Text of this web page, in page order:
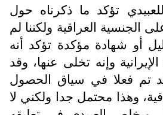
تؤكد ما ذكرناه حول
العراقية ولكننا لم
أو شهادة مؤكدة تؤكد أنه
وإنه تخلى عنها، وقد
تم فعلا في سياق الحصول
وهذا محتمل جدا ولكني لا